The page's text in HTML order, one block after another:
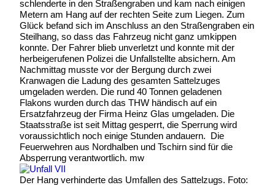
schlenderte in den Straßengraben und kam nach einigen
Metern am Hang auf der rechten Seite zum Liegen. Zum
Glück befand sich im Anschluss an den Straßengraben ein
Steilhang, so dass das Fahrzeug nicht ganz umkippen
konnte. Der Fahrer blieb unverletzt und konnte mit der
herbeigerufenen Polizei die Unfallstellte absichern. Am
Nachmittag musste vor der Bergung durch zwei
Kranwagen die Ladung des gesamten Sattelzuges
umgeladen werden. Die rund 40 Tonnen geladenen
Flakons wurden durch das THW händisch auf ein
Ersatzfahrzeug der Firma Heinz Glas umgeladen. Die
Staatsstraße ist seit Mittag gesperrt, die Sperrung wird
voraussichtlich noch einige Stunden andauern. Die
Feuerwehren aus Nordhalben und Tschirn sind für die
Absperrung verantwortlich. mw
Der Hang verhinderte das Umfallen des Sattelzugs. Foto: